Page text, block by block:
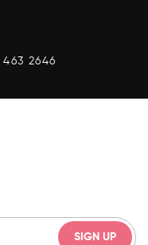
2646